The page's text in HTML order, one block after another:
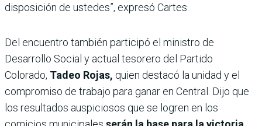
disposición de ustedes”, expresó Cartes.
Del encuentro también participó el ministro de
Desarrollo Social y actual tesorero del Partido
Colorado, Tadeo Rojas, quien destacó la unidad y el
compromiso de trabajo para ganar en Central. Dijo que
los resultados auspiciosos que se logren en los